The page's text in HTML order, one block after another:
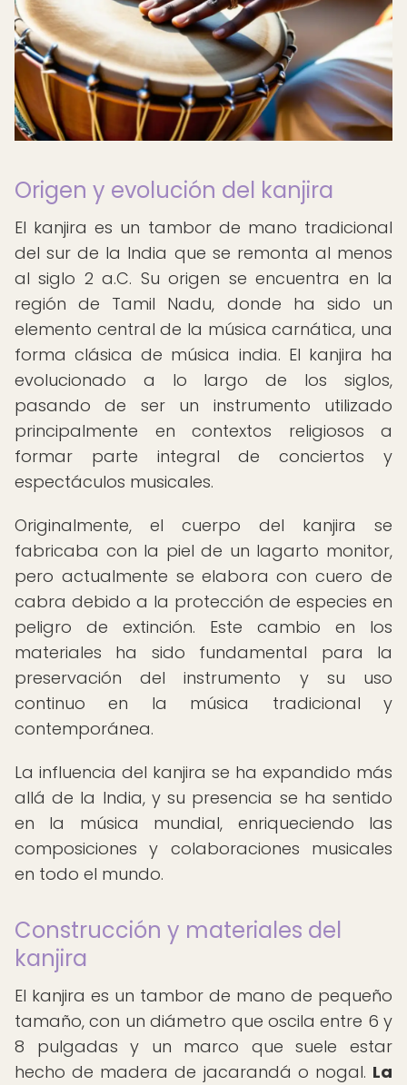
Origen y evolución del kanjira
El kanjira es un tambor de mano tradicional
del sur de la India que se remonta al menos
al siglo 2 a.C. Su origen se encuentra en la
región de Tamil Nadu, donde ha sido un
elemento central de la música carnática, una
forma clásica de música india. El kanjira ha
evolucionado a lo largo de los siglos,
pasando de ser un instrumento utilizado
principalmente en contextos religiosos a
formar parte integral de conciertos y
espectáculos musicales.
Originalmente, el cuerpo del kanjira se
fabricaba con la piel de un lagarto monitor,
pero actualmente se elabora con cuero de
cabra debido a la protección de especies en
peligro de extinción. Este cambio en los
materiales ha sido fundamental para la
preservación del instrumento y su uso
continuo en la música tradicional y
contemporánea.
La influencia del kanjira se ha expandido más
allá de la India, y su presencia se ha sentido
en la música mundial, enriqueciendo las
composiciones y colaboraciones musicales
en todo el mundo.
Construcción y materiales del
kanjira
El kanjira es un tambor de mano de pequeño
tamaño, con un diámetro que oscila entre 6 y
8 pulgadas y un marco que suele estar
hecho de madera de jacarandá o nogal. La